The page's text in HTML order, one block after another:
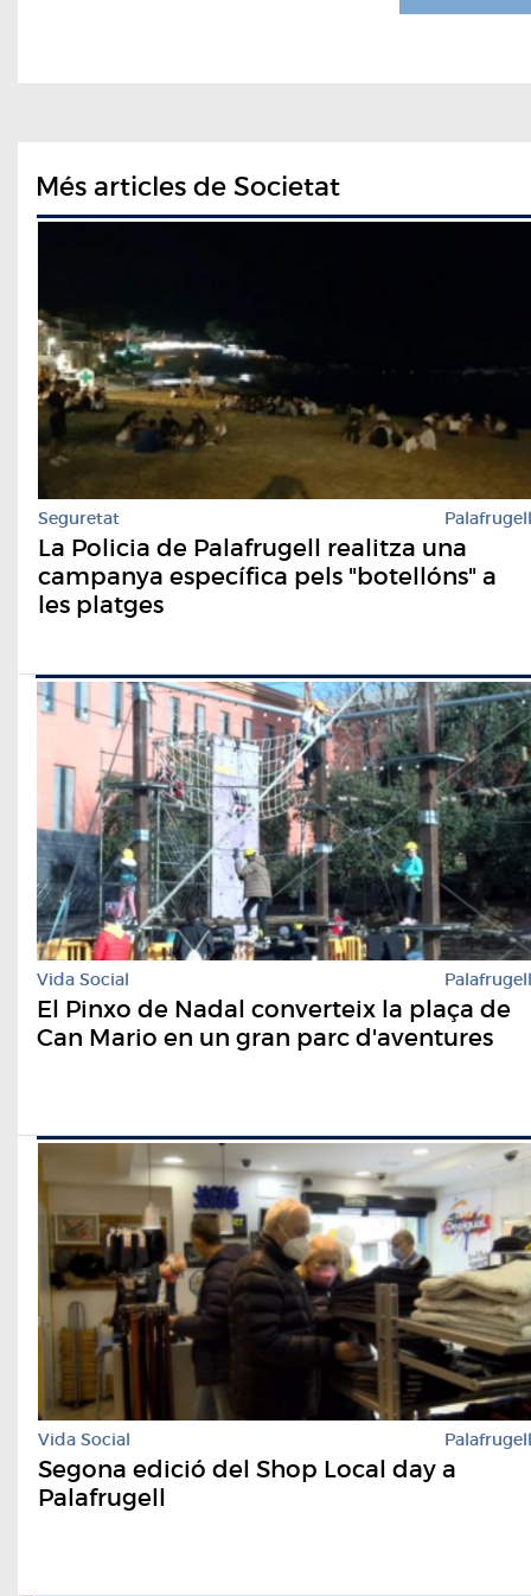
Més articles de Societat
Seguretat Palafrugell
La Policia de Palafrugell realitza una
campanya específica pels "botellóns" a
les platges
Vida Social Palafrugell
El Pinxo de Nadal converteix la plaça de
Can Mario en un gran parc d'aventures
Vida Social Palafrugell
Segona edició del Shop Local day a
Palafrugell